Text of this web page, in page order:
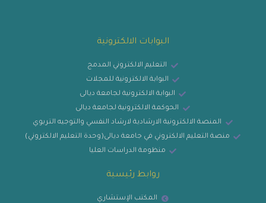
البوابات الالكترونية
التعليم الالكتروني المدمج
البوابة الالكترونية للمجلات
البوابة الالكترونية لجامعة ديالى
الحوكمة الالكترونية لجامعة ديالى
المنصة الالكترونية الارشادية لارشاد النفسي والتوجيه التربوي
منصة التعليم الالكتروني في جامعة ديالى(وحدة التعليم الالكتروني)
منظومة الدراسات العليا
روابط رئيسية
المكتب الإستشاري